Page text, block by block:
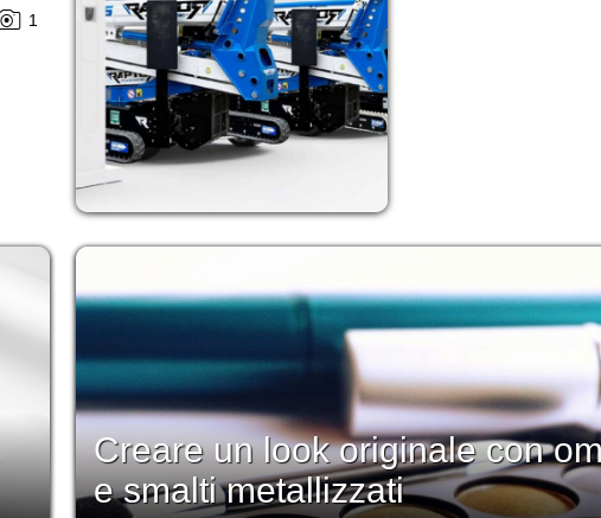
1
Creare un look originale con
e smalti metallizzati